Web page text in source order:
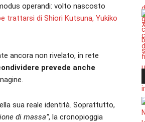
operandi: volto nascosto
trattarsi di Shiori Kutsuna, Yukiko
ancora non rivelato, in rete
prevede anche
sua reale identità. Soprattutto,
di massa”, la cronopioggia